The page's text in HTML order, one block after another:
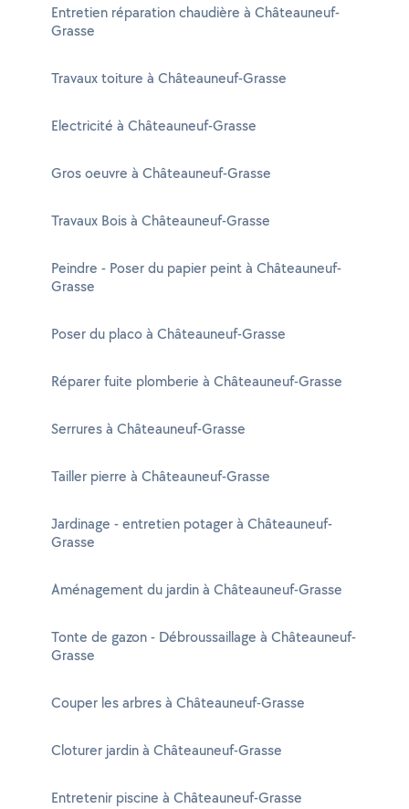
Entretien réparation chaudière à Châteauneuf-
Grasse
Travaux toiture à Châteauneuf-Grasse
Electricité à Châteauneuf-Grasse
Gros oeuvre à Châteauneuf-Grasse
Travaux Bois à Châteauneuf-Grasse
Peindre - Poser du papier peint à Châteauneuf-
Grasse
Poser du placo à Châteauneuf-Grasse
Réparer fuite plomberie à Châteauneuf-Grasse
Serrures à Châteauneuf-Grasse
Tailler pierre à Châteauneuf-Grasse
Jardinage - entretien potager à Châteauneuf-
Grasse
Aménagement du jardin à Châteauneuf-Grasse
Tonte de gazon - Débroussaillage à Châteauneuf-
Grasse
Couper les arbres à Châteauneuf-Grasse
Cloturer jardin à Châteauneuf-Grasse
Entretenir piscine à Châteauneuf-Grasse